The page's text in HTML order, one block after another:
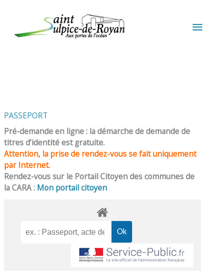
PASSEPORT
Pré-demande en ligne : la démarche de demande de
titres d’identité est gratuite.
Attention, la prise de rendez-vous se fait uniquement
par Internet.
Rendez-vous sur le Portail Citoyen des communes de
la CARA : Mon portail citoyen